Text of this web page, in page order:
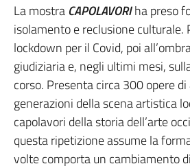
La mostra CAPOLAVORIha preso
isolamento e reclusione culturale.
lockdown per il Covid, poi
giudiziaria e, negli ultimi mesi,
corso. Presenta circa 300 opere
generazioni della scena artistica
capolavori della storia dell’arte
questa ripetizione assume la
volte comporta un cambiamento